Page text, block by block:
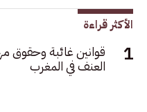
الأكثر قراءة
قوانين غائبة وحقوق
العنف في المغرب